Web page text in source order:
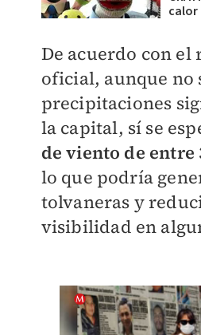
calor
De acuerdo con el
oficial, aunque no
precipitaciones
la capital, sí se
de viento de entre
lo que podría
tolvaneras y
visibilidad en